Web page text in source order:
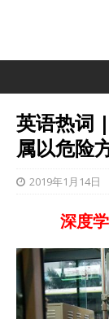
英语热词
属以危险
2019年1月14日
深度